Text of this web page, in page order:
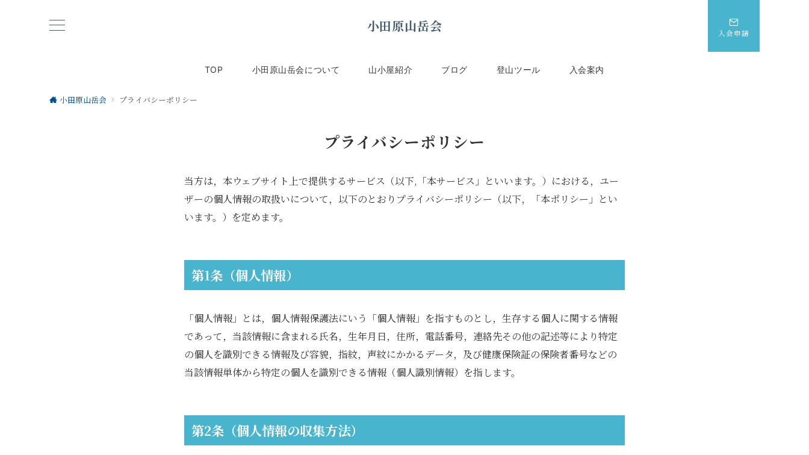
小田原山岳会 入会申請
TOP 小田原山岳会について 山小屋紹介 ブログ 登山ツール 入会案内
小田原山岳会 プライバシーポリシー
プライバシーポリシー
当方は，本ウェブサイト上で提供するサービス（以下,「本サービス」といいます。）における，ユー
ザーの個人情報の取扱いについて，以下のとおりプライバシーポリシー（以下，「本ポリシー」とい
います。）を定めます。
第1条（個人情報）
「個人情報」とは，個人情報保護法にいう「個人情報」を指すものとし，生存する個人に関する情報
であって，当該情報に含まれる氏名，生年月日，住所，電話番号，連絡先その他の記述等により特定
の個人を識別できる情報及び容貌，指紋，声紋にかかるデータ，及び健康保険証の保険者番号などの
当該情報単体から特定の個人を識別できる情報（個人識別情報）を指します。
第2条（個人情報の収集方法）